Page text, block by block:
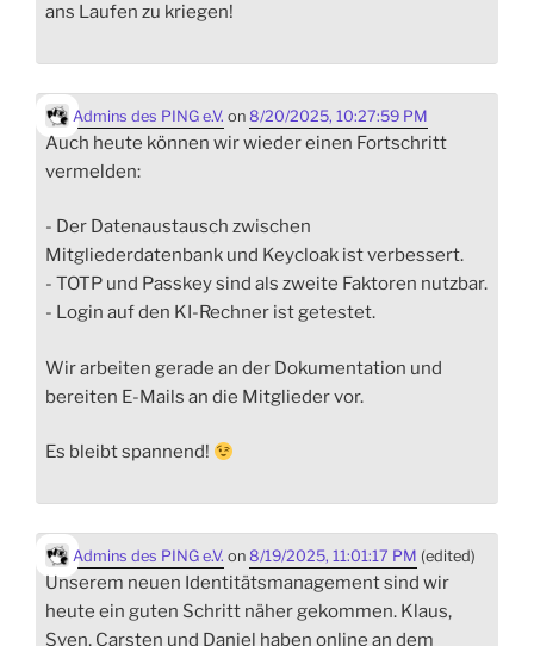
ans Laufen zu kriegen!
Admins des PING e.V. on 8/20/2025, 10:27:59 PM
Auch heute können wir wieder einen Fortschritt
vermelden:
- Der Datenaustausch zwischen
Mitgliederdatenbank und Keycloak ist verbessert.
- TOTP und Passkey sind als zweite Faktoren nutzbar.
- Login auf den KI-Rechner ist getestet.
Wir arbeiten gerade an der Dokumentation und
bereiten E-Mails an die Mitglieder vor.
Es bleibt spannend!
Admins des PING e.V. on 8/19/2025, 11:01:17 PM (edited)
Unserem neuen Identitätsmanagement sind wir
heute ein guten Schritt näher gekommen. Klaus,
Sven, Carsten und Daniel haben online an dem